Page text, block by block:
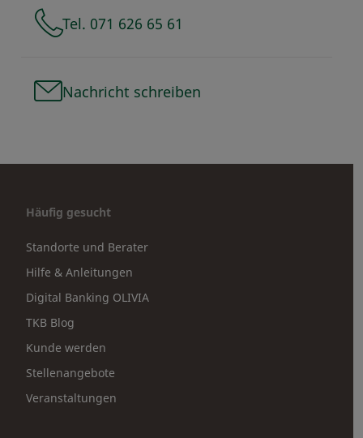
Tel. 071 626 65 61
Nachricht schreiben
Häufig gesucht
Standorte und Berater
Hilfe & Anleitungen
Digital Banking OLIVIA
TKB Blog
Kunde werden
Stellenangebote
Veranstaltungen